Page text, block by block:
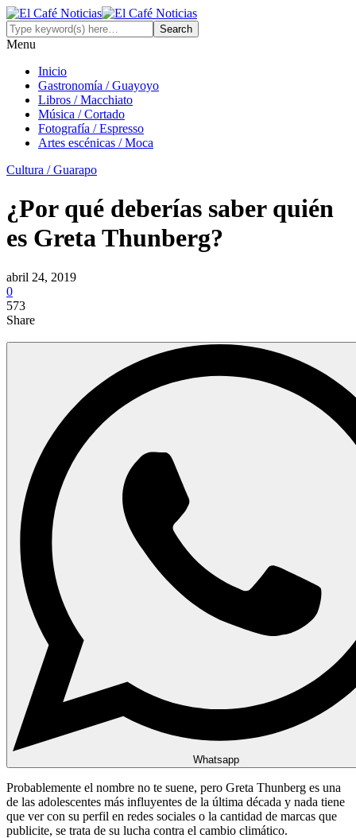
Menu
Inicio
Gastronomía / Guayoyo
Libros / Macchiato
Música / Cortado
Fotografía / Espresso
Artes escénicas / Moca
Cultura / Guarapo
¿Por qué deberías saber quién
es Greta Thunberg?
abril 24, 2019
0
573
Share
Whatsapp
Probablemente el nombre no te suene, pero Greta Thunberg es una
de las adolescentes más influyentes de la última década y nada tiene
que ver con su perfil en redes sociales o la cantidad de marcas que
publicite, se trata de su lucha contra el cambio climático.